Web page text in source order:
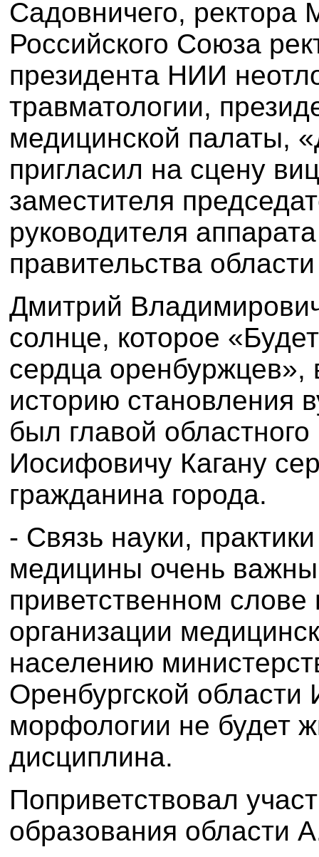
Садовничего, ректора
Российского Союза
президента НИИ
травматологии,
медицинской палаты,
пригласил на сцену
заместителя
руководителя
правительства
Дмитрий
солнце, которое
сердца оренбуржцев»,
историю становления
был главой
Иосифовичу Кагану
гражданина города.
- Связь науки,
медицины очень
приветственном
организации
населению
Оренбургской
морфологии не будет
дисциплина.
Поприветствовал
образования области